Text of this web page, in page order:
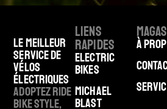
Le meilleur
service de
vélos
électriques
Adoptez Ride
Bike Style,
Liens
rapides
Electric
Bikes
Michael
Blast
À